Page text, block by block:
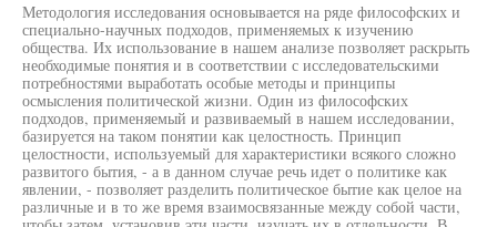
Методология исследования основывается на ряде философских и
специально-научных подходов, применяемых к изучению
общества. Их использование в нашем анализе позволяет раскрыть
необходимые понятия и в соответствии с исследовательскими
потребностями выработать особые методы и принципы
осмысления политической жизни. Один из философских
подходов, применяемый и развиваемый в нашем исследовании,
базируется на таком понятии как целостность. Принцип
целостности, используемый для характеристики всякого сложно
развитого бытия, - а в данном случае речь идет о политике как
явлении, - позволяет разделить политическое бытие как целое на
различные и в то же время взаимосвязанные между собой части,